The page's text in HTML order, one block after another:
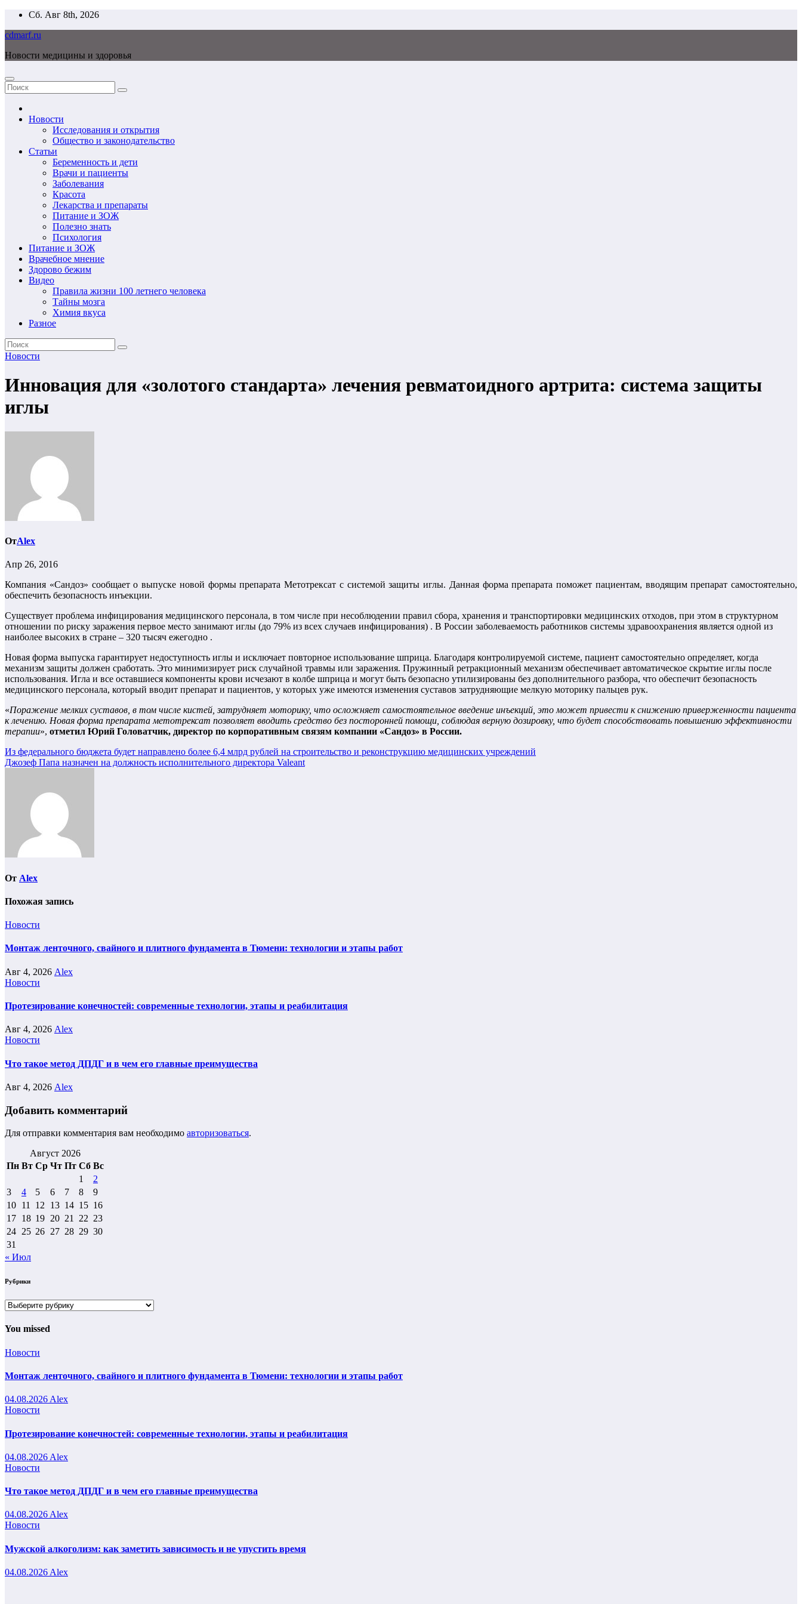
Перейти
содержимому
Сб. Авг 8th, 2026
cdmarf.ru
Новости медицины и здоровья
Новости
Исследования и открытия
Общество и законодательство
Статьи
Беременность и дети
Врачи и пациенты
Заболевания
Красота
Лекарства и препараты
Питание и ЗОЖ
Полезно знать
Психология
Питание и ЗОЖ
Врачебное мнение
Здорово бежим
Видео
Правила жизни 100 летнего человека
Тайны мозга
Химия вкуса
Разное
Новости
Инновация для «золотого стандарта» лечения ревматоидного артрита: система защиты
иглы
ОтAlex
Апр 26, 2016
Компания «Сандоз» сообщает о выпуске новой формы препарата Метотрексат с системой защиты иглы. Данная форма препарата поможет пациентам, вводящим препарат самостоятельно,
обеспечить безопасность инъекции.
Существует проблема инфицирования медицинского персонала, в том числе при несоблюдении правил сбора, хранения и транспортировки медицинских отходов, при этом в структурном
отношении по риску заражения первое место занимают иглы (до 79% из всех случаев инфицирования) . В России заболеваемость работников системы здравоохранения является одной из
наиболее высоких в стране – 320 тысяч ежегодно .
Новая форма выпуска гарантирует недоступность иглы и исключает повторное использование шприца. Благодаря контролируемой системе, пациент самостоятельно определяет, когда
механизм защиты должен сработать. Это минимизирует риск случайной травмы или заражения. Пружинный ретракционный механизм обеспечивает автоматическое скрытие иглы после
использования. Игла и все оставшиеся компоненты крови исчезают в колбе шприца и могут быть безопасно утилизированы без дополнительного разбора, что обеспечит безопасность
медицинского персонала, который вводит препарат и пациентов, у которых уже имеются изменения суставов затрудняющие мелкую моторику пальцев рук.
«Поражение мелких суставов, в том числе кистей, затрудняет моторику, что осложняет самостоятельное введение инъекций, это может привести к снижению приверженности пациента
к лечению. Новая форма препарата метотрексат позволяет вводить средство без посторонней помощи, соблюдая верную дозировку, что будет способствовать повышению эффективности
терапии», отметил Юрий Головатчик, директор по корпоративным связям компании «Сандоз» в России.
Навигация
по
Из федерального бюджета будет направлено более 6,4 млрд рублей на строительство и реконструкцию медицинских учреждений
Джозеф Папа назначен на должность исполнительного директора Valeant
От Alex
Похожая запись
Новости
Монтаж ленточного, свайного и плитного фундамента в Тюмени: технологии и этапы работ
Авг 4, 2026 Alex
Новости
Протезирование конечностей: современные технологии, этапы и реабилитация
Авг 4, 2026 Alex
Новости
Что такое метод ДПДГ и в чем его главные преимущества
Авг 4, 2026 Alex
Добавить комментарий
Для отправки комментария вам необходимо авторизоваться.
Август 2026
Пн Вт Ср Чт Пт Сб Вс
1
2
3
4 5 6 7 8
9
10 11 12 13 14 15 16
17 18 19 20 21 22 23
24 25 26 27 28 29 30
31
« Июл
Рубрики
Рубрики
You missed
Новости
Монтаж ленточного, свайного и плитного фундамента в Тюмени: технологии и этапы работ
04.08.2026 Alex
Новости
Протезирование конечностей: современные технологии, этапы и реабилитация
04.08.2026 Alex
Новости
Что такое метод ДПДГ и в чем его главные преимущества
04.08.2026 Alex
Новости
Мужской алкоголизм: как заметить зависимость и не упустить время
04.08.2026 Alex